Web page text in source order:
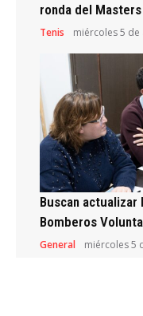
ronda del
Tenis miércoles 5
Buscan actualizar
Bomberos
General miércoles 5